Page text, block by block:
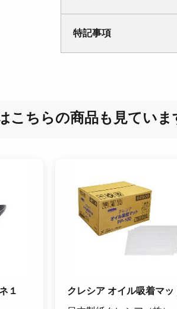
特記事項
こちらの商品も見ていま
１
クレシア オイル吸着マッ